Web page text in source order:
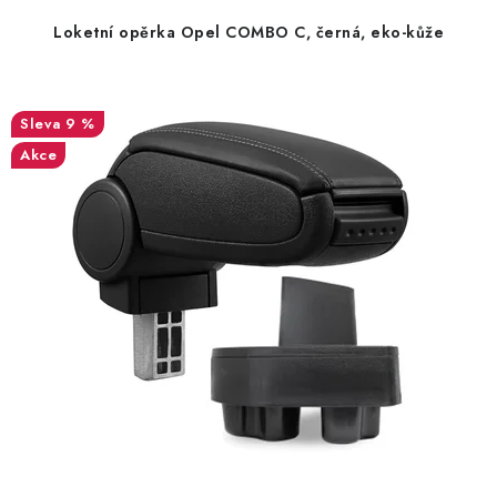
Loketní opěrka Opel COMBO C, černá, eko-kůže
9 %
Akce